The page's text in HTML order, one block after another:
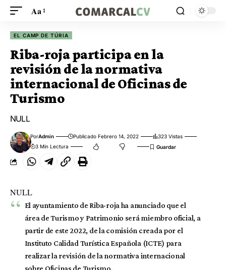
Aa
EL CAMP DE TÚRIA
Riba-roja participa en la
revisión de la normativa
internacional de Oficinas de
Turismo
NULL
PorAdmin Publicado Febrero 14, 2022
323 Vistas
3 Min Lectura
NULL
El ayuntamiento de Riba-roja ha anunciado que el
área de Turismo y Patrimonio será miembro oficial, a
partir de este 2022, de la comisión creada por el
Instituto Calidad Turística Española (ICTE) para
realizar la revisión de la normativa internacional
sobre Oficinas de Turismo.